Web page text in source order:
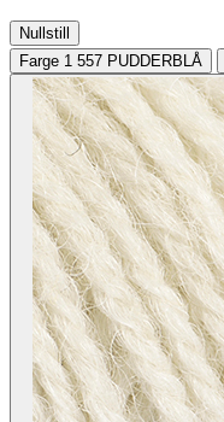
Nullstill
Farge 1 557 PUDDERBLÅ